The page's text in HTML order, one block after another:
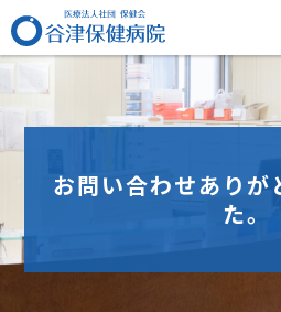
お問い合わせありが
た。